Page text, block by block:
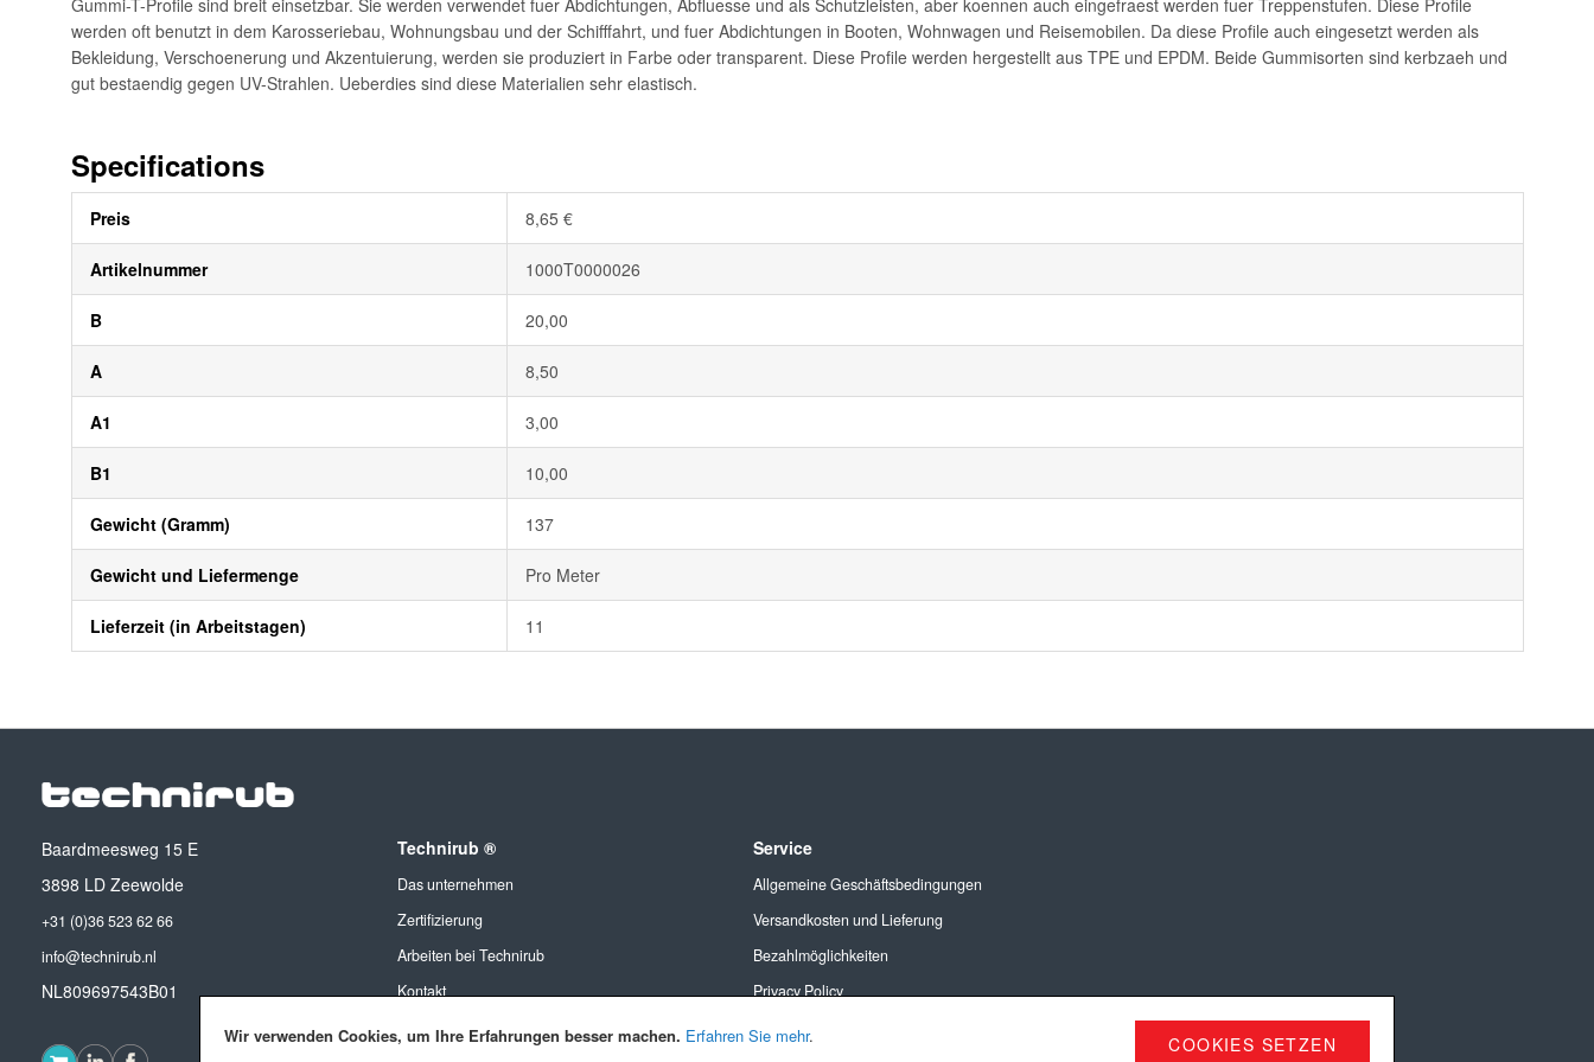
Wir verwenden Cookies, um Ihre Erfahrungen besser machen. Erfahren Sie mehr. COOKIES SETZEN
Gummi-T-Profile sind breit einsetzbar. Sie werden verwendet fuer Abdichtungen, Abfluesse und als Schutzleisten, aber koennen auch eingefraest werden fuer Treppenstufen. Diese Profile
werden oft benutzt in dem Karosseriebau, Wohnungsbau und der Schifffahrt, und fuer Abdichtungen in Booten, Wohnwagen und Reisemobilen. Da diese Profile auch eingesetzt werden als
Bekleidung, Verschoenerung und Akzentuierung, werden sie produziert in Farbe oder transparent. Diese Profile werden hergestellt aus TPE und EPDM. Beide Gummisorten sind kerbzaeh und
gut bestaendig gegen UV-Strahlen. Ueberdies sind diese Materialien sehr elastisch.
Specifications
Informationen
Preis 8,65 €
Artikelnummer 1000T0000026
B 20,00
A 8,50
A1 3,00
B1 10,00
Gewicht (Gramm) 137
Gewicht und Liefermenge Pro Meter
Lieferzeit (in Arbeitstagen) 11
Baardmeesweg 15 E
3898 LD Zeewolde
+31 (0)36 523 62 66
info@technirub.nl
NL809697543B01
Technirub ®
Das unternehmen
Zertifizierung
Arbeiten bei Technirub
Kontakt
Service
Allgemeine Geschäftsbedingungen
Versandkosten und Lieferung
Bezahlmöglichkeiten
Privacy Policy
Cookies